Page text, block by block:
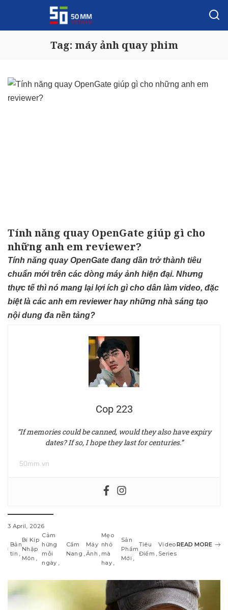
Tag: máy ảnh quay phim
Tính năng quay OpenGate giúp gì cho
những anh em reviewer?
Tính năng quay OpenGate đang dần trở thành tiêu
chuẩn mới trên các dòng máy ảnh hiện đại. Nhưng
thực tế thì nó mang lại lợi ích gì cho dân làm video, đặc
biệt là các anh em reviewer hay những nhà sáng tạo
nội dung đa nền tảng?
Cop 223
“If memories could be canned, would they also have expiry
dates? If so, I hope they last for centuries.”
50mm.vn
3 April, 2026
Bản
tin
Bí Kíp
Nhập
Môn
Cảm
hứng
mỗi
ngày
Cẩm
Nang
Máy
Ảnh
Mẹo
nhỏ
mà
hay
Sản
Phẩm
Mới
Tiêu
Điểm
Video
Series
READ MORE